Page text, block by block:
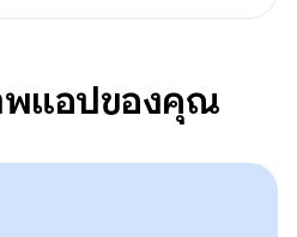
พแอปของคุณ